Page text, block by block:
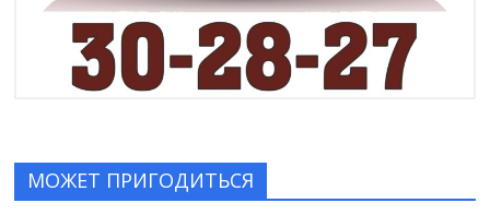
МОЖЕТ ПРИГОДИТЬСЯ